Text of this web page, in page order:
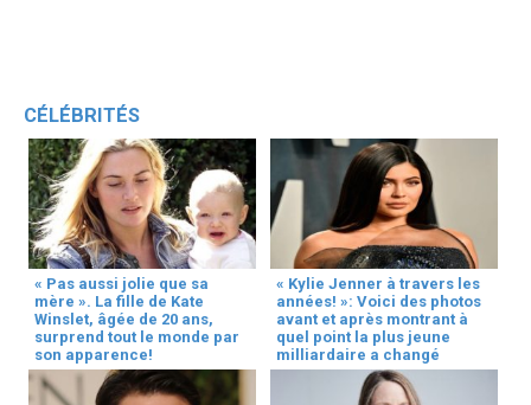
CÉLÉBRITÉS
« Pas aussi jolie que sa
mère ». La fille de Kate
Winslet, âgée de 20 ans,
surprend tout le monde par
son apparence!
« Kylie Jenner à travers les
années! »: Voici des photos
avant et après montrant à
quel point la plus jeune
milliardaire a changé